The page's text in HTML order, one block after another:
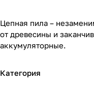
Цепная пила –
от древесины и
аккумуляторные.
Категория